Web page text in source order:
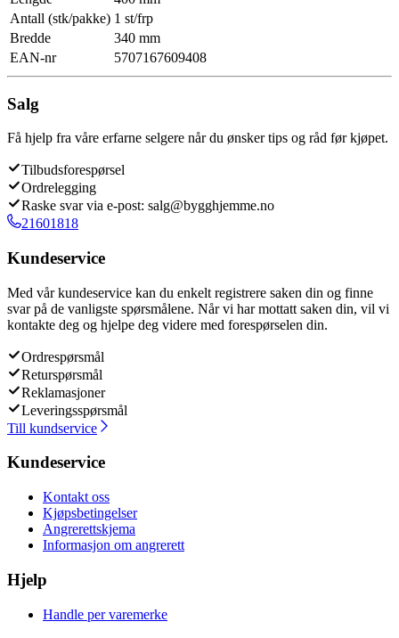
Antall (stk/pakke) 1 st/frp
Bredde
340 mm
EAN-nr
5707167609408
Salg
Få hjelp fra våre erfarne selgere når du ønsker tips og råd før kjøpet.
Tilbudsforespørsel
Ordrelegging
Raske svar via e-post: salg@bygghjemme.no
21601818
Kundeservice
Med vår kundeservice kan du enkelt registrere saken din og finne
svar på de vanligste spørsmålene. Når vi har mottatt saken din, vil vi
kontakte deg og hjelpe deg videre med forespørselen din.
Ordrespørsmål
Returspørsmål
Reklamasjoner
Leveringsspørsmål
Till kundservice
Kundeservice
Kontakt oss
Kjøpsbetingelser
Angrerettskjema
Informasjon om angrerett
Hjelp
Handle per varemerke